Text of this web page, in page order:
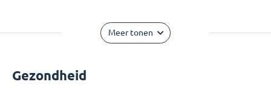
Meer tonen
Gezondheid